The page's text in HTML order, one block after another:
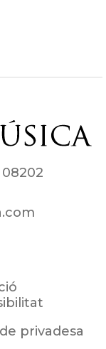
08202
privadesa